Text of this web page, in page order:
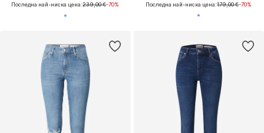
Последна най-ниска цена:239,00 €-70% Последна най-ниска цена:179,00 €-70%